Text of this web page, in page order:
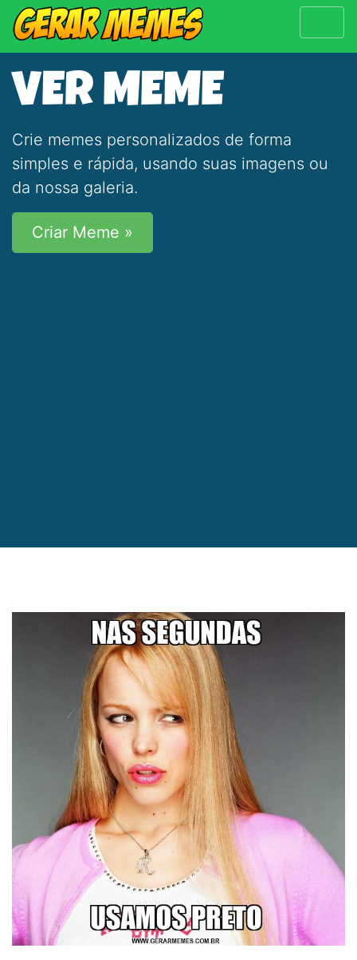
VER MEME
Crie memes personalizados de forma
simples e rápida, usando suas imagens ou
da nossa galeria.
Criar Meme »